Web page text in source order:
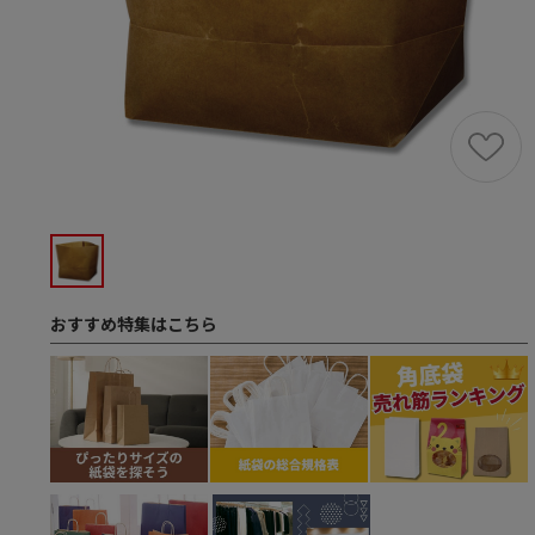
おすすめ特集はこちら